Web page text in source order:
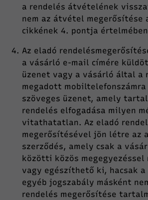
a rendelés átvételének
nem az átvétel megerősítése
cikkének 4. pontja
Az eladó
a vásárló e-mail címére
üzenet vagy a vásárló által a
megadott
szöveges üzenet, amely
rendelés elfogadása milyen
vitathatatlan. Az eladó
megerősítésével jön létre az
szerződés, amely csak a
közötti közös megegyezéssel
vagy egészíthető ki, hacsak
egyéb jogszabály másként
rendelés megerősítése